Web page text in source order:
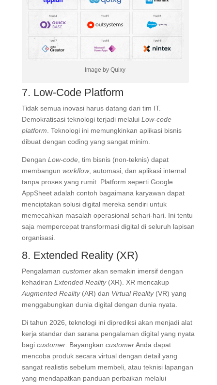
Image by Quixy
7. Low-Code Platform
Tidak semua inovasi harus datang dari tim IT.
Demokratisasi teknologi terjadi melalui Low-code
platform Teknologi ini memungkinkan aplikasi bisnis
dibuat dengan coding yang sangat minim
Dengan Low-code, tim bisnis (non-teknis) dapat
membangun workflow, automasi, dan aplikasi internal
tanpa proses yang rumit. Platform seperti Google
AppSheetadalah contoh bagaimana karyawan dapat
menciptakan solusi digital mereka sendiri untuk
memecahkan masalah operasional sehari-hari. Ini tentu
saja mempercepat transformasi digital di seluruh lapisan
organisasi.
8. Extended Reality (XR)
Pengalaman customerakan semakin imersif dengan
kehadiran Extended Reality(XR). XR mencakup
Augmented Reality(AR) dan Virtual Reality(VR) yang
menggabungkan dunia digital dengan dunia nyata
Di tahun 2026, teknologi ini diprediksi akan menjadi alat
kerja standar dan sarana pengalaman digital yang nyata
bagi customer. Bayangkan customerAnda dapat
mencoba produk secara virtual dengan detail yang
sangat realistis sebelum membeli, atau teknisi lapangan
yang mendapatkan panduan perbaikan melalui